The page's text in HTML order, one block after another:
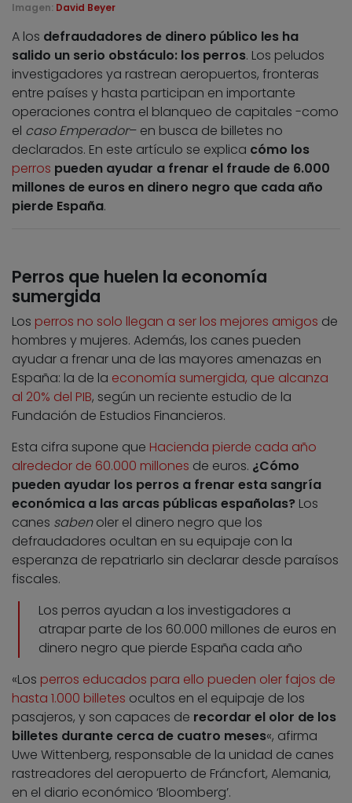
Imagen: David Beyer
A los defraudadores de dinero público les ha
salido un serio obstáculo: los perros. Los peludos
investigadores ya rastrean aeropuertos, fronteras
entre países y hasta participan en importante
operaciones contra el blanqueo de capitales -como
el caso Emperador– en busca de billetes no
declarados. En este artículo se explica cómo los
perros pueden ayudar a frenar el fraude de 6.000
millones de euros en dinero negro que cada año
pierde España.
Perros que huelen la economía
sumergida
Los perros no solo llegan a ser los mejores amigos de
hombres y mujeres. Además, los canes pueden
ayudar a frenar una de las mayores amenazas en
España: la de la economía sumergida, que alcanza
al 20% del PIB, según un reciente estudio de la
Fundación de Estudios Financieros.
Esta cifra supone que Hacienda pierde cada año
alrededor de 60.000 millones de euros. ¿Cómo
pueden ayudar los perros a frenar esta sangría
económica a las arcas públicas españolas? Los
canes sabenoler el dinero negro que los
defraudadores ocultan en su equipaje con la
esperanza de repatriarlo sin declarar desde paraísos
fiscales.
Los perros ayudan a los investigadores a
atrapar parte de los 60.000 millones de euros en
dinero negro que pierde España cada año
«Los perros educados para ello pueden oler fajos de
hasta 1.000 billetes ocultos en el equipaje de los
pasajeros, y son capaces de recordar el olor de los
billetes durante cerca de cuatro meses«, afirma
Uwe Wittenberg, responsable de la unidad de canes
rastreadores del aeropuerto de Fráncfort, Alemania,
en el diario económico ‘Bloomberg’.